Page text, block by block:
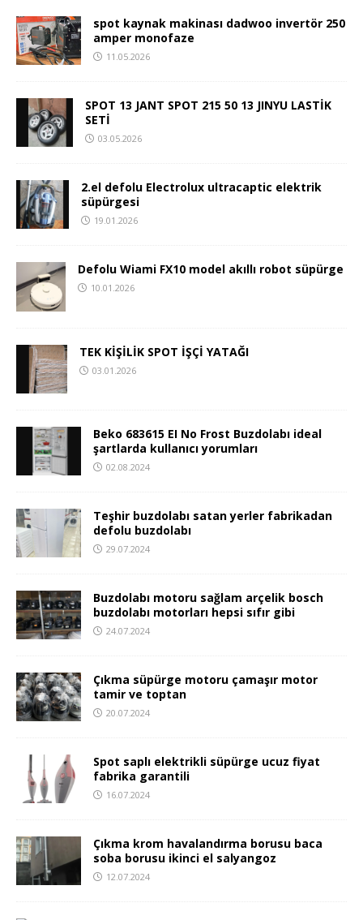
spot kaynak makinası dadwoo invertör 250
amper monofaze
11.05.2026
SPOT 13 JANT SPOT 215 50 13 JINYU LASTİK
SETİ
03.05.2026
2.el defolu Electrolux ultracaptic elektrik
süpürgesi
19.01.2026
Defolu Wiami FX10 model akıllı robot süpürge
10.01.2026
TEK KİŞİLİK SPOT İŞÇİ YATAĞI
03.01.2026
Beko 683615 EI No Frost Buzdolabı ideal
şartlarda kullanıcı yorumları
02.08.2024
Teşhir buzdolabı satan yerler fabrikadan
defolu buzdolabı
29.07.2024
Buzdolabı motoru sağlam arçelik bosch
buzdolabı motorları hepsi sıfır gibi
24.07.2024
Çıkma süpürge motoru çamaşır motor
tamir ve toptan
20.07.2024
Spot saplı elektrikli süpürge ucuz fiyat
fabrika garantili
16.07.2024
Çıkma krom havalandırma borusu baca
soba borusu ikinci el salyangoz
12.07.2024